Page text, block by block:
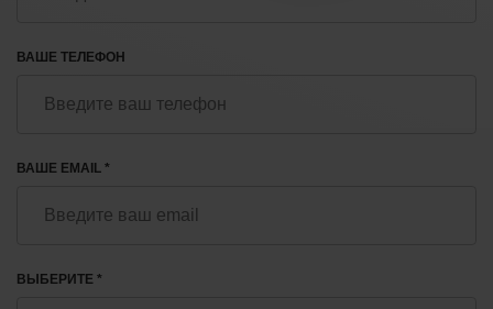
ВАШЕ ТЕЛЕФОН
ВАШЕ EMAIL *
ВЫБЕРИТЕ *